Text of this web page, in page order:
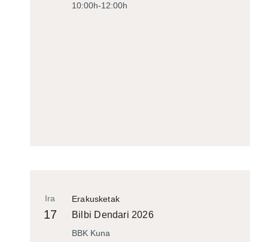
10:00h-12:00h
Erakusketak
Ira
17 Bilbi Dendari 2026
BBK Kuna